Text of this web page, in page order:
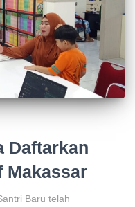
Daftarkan
Makassar
Baru telah